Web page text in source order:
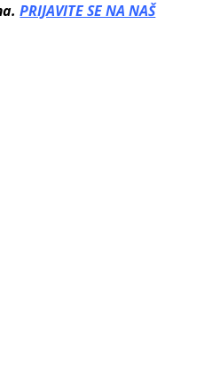
PRIJAVITE SE NA NAŠ